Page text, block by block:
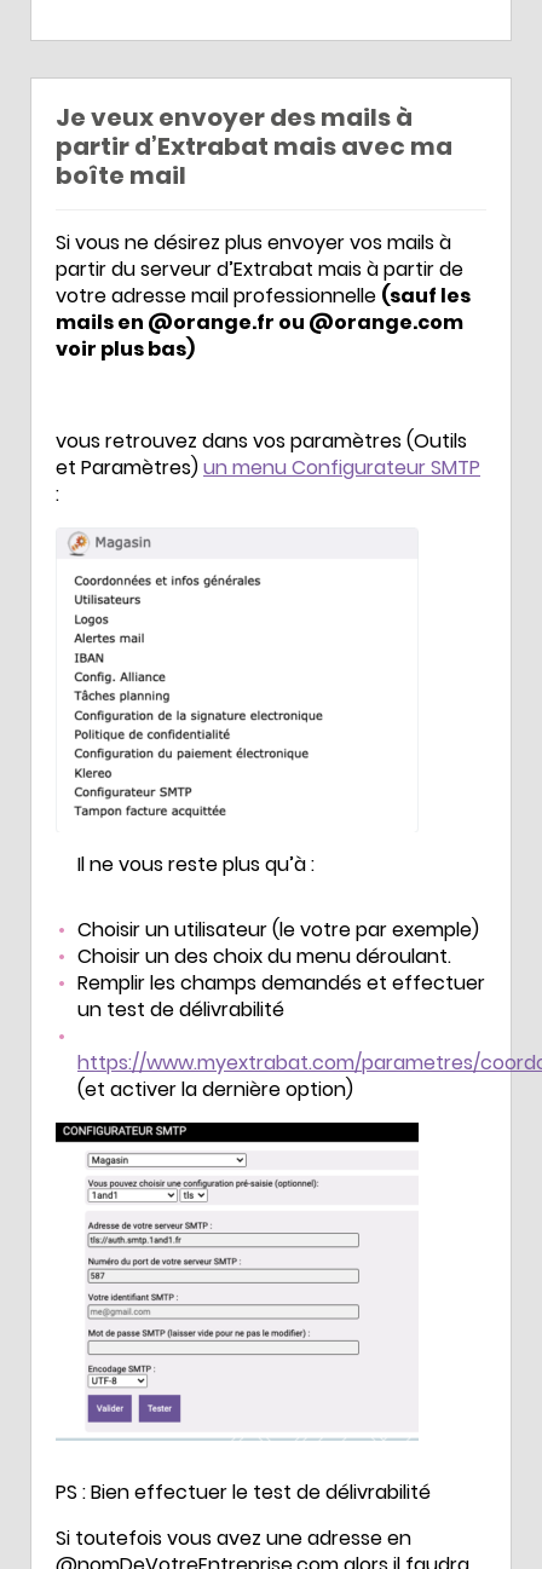
Je veux envoyer des mails à
partir d’Extrabat mais avec ma
boîte mail
Si vous ne désirez plus envoyer vos mails à
partir du serveur d’Extrabat mais à partir de
votre adresse mail professionnelle (sauf les
mails en @orange.fr ou @orange.com
voir plus bas)
vous retrouvez dans vos paramètres (Outils
et Paramètres)un menu Configurateur SMTP
:
Il ne vous reste plus qu’à :
Choisir un utilisateur (le votre par exemple)
Choisir un des choix du menu déroulant.
Remplir les champs demandés et effectuer
un test de délivrabilité
https://www.myextrabat.com/parametres/
(et activer la dernière option)
PS : Bien effectuer le test de délivrabilité
Si toutefois vous avez une adresse en